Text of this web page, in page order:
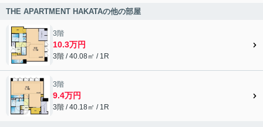
THE APARTMENT HAKATAの他の部屋
3階
10.3万円
3階 / 40.08㎡ / 1R
3階
9.4万円
3階 / 40.18㎡ / 1R